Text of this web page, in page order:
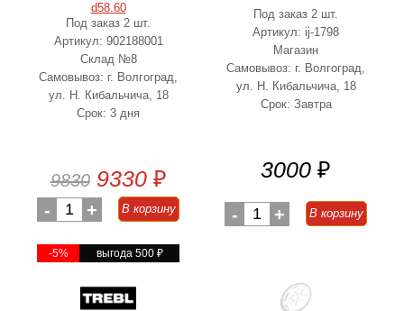
d58.60
Под заказ 2 шт.
Артикул: 902188001
Склад №8
Самовывоз: г. Волгоград,
ул. Н. Кибальчича, 18
Срок: 3 дня
9830 9330 ₽
- 1 + В корзину
-5% выгода 500 ₽
Под заказ 2 шт.
Артикул: ij-1798
Магазин
Самовывоз: г. Волгоград,
ул. Н. Кибальчича, 18
Срок: Завтра
3000 ₽
- 1 + В корзину